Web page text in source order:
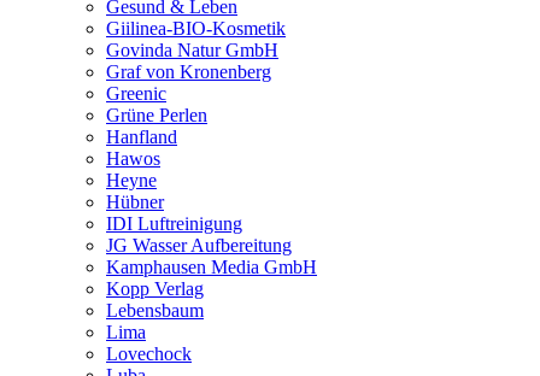
Gesund & Leben
Giilinea-BIO-Kosmetik
Govinda Natur GmbH
Graf von Kronenberg
Greenic
Grüne Perlen
Hanfland
Hawos
Heyne
Hübner
IDI Luftreinigung
JG Wasser Aufbereitung
Kamphausen Media GmbH
Kopp Verlag
Lebensbaum
Lima
Lovechock